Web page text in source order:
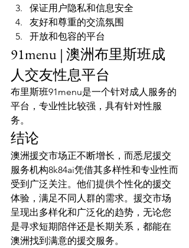
保证用户隐私和信息安全
友好和尊重的交流氛围
开放和包容的平台
91menu | 澳洲布里斯班成
人交友性息平台
布里斯班91menu是一个针对成人服务的
平台，专业性比较强，具有针对性服
务。
结论
澳洲援交市场正不断增长，而悉尼援交
服务机构8k84ai凭借其多样性和专业性而
受到广泛关注。他们提供个性化的援交
体验，满足不同人群的需求。援交市场
呈现出多样化和广泛化的趋势，无论您
是寻求短期陪伴还是长期关系，都能在
澳洲找到满意的援交服务。